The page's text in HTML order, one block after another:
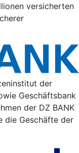
versicherten
der
Geschäftsbank
der DZ BANK
die Geschäfte der